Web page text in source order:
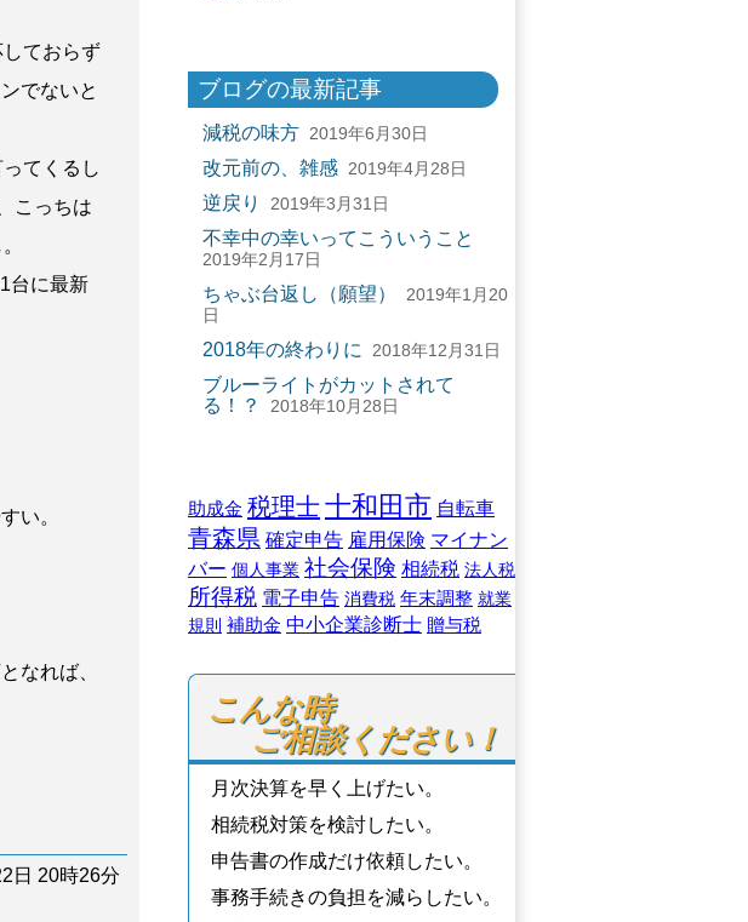
ておらず
でないと
てくるし
こっちは
台に最新
い。
なれば、
日 20時26分
ブログの最新記事
減税の味方 2019年6月30日
改元前の、雑感 2019年4月28日
逆戻り 2019年3月31日
不幸中の幸いってこういうこと
2019年2月17日
ちゃぶ台返し（願望）
2019年1月20
日
2018年の終わりに 2018年12月31日
ブルーライトがカットされて
る！？
2018年10月28日
助成金 税理士十和田市 自転車
青森県 確定申告 雇用保険 マイナン
バー 個人事業 社会保険 相続税 法人税
所得税 電子申告 消費税 年末調整 就業
規則 補助金 中小企業診断士 贈与税
こんな時
ご相談ください！
月次決算を早く上げたい。
相続税対策を検討したい。
申告書の作成だけ依頼したい。
事務手続きの負担を減らしたい。